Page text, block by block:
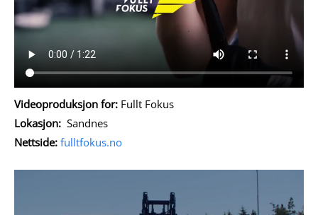
Videoproduksjon for: Fullt Fokus
Lokasjon: Sandnes
Nettside: fulltfokus.no